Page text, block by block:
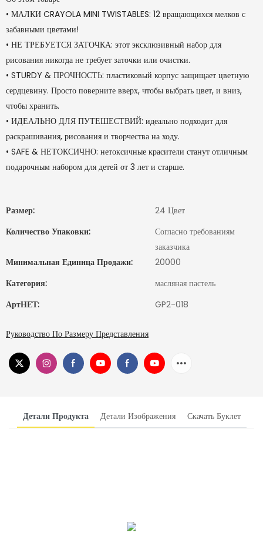
• МАЛКИ CRAYOLA MINI TWISTABLES: 12 вращающихся мелков с
забавными цветами!
• НЕ ТРЕБУЕТСЯ ЗАТОЧКА: этот эксклюзивный набор для
рисования никогда не требует заточки или очистки.
• STURDY & ПРОЧНОСТЬ: пластиковый корпус защищает цветную
сердцевину. Просто поверните вверх, чтобы выбрать цвет, и вниз,
чтобы хранить.
• ИДЕАЛЬНО ДЛЯ ПУТЕШЕСТВИЙ: идеально подходит для
раскрашивания, рисования и творчества на ходу.
• SAFE & НЕТОКСИЧНО: нетоксичные красители станут отличным
подарочным набором для детей от 3 лет и старше.
Размер:
24 Цвет
Количество Упаковки:
Согласно требованиям
заказчика
Минимальная Единица Продажи:
20000
Категория:
масляная пастель
АртНЕТ:
GP2-018
Руководство По Размеру Представления
Детали Продукта Детали Изображения Скачать Буклет